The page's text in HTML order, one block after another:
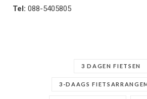
Tel: 088-5405805
3 DAGEN FIETSEN
3-DAAGS